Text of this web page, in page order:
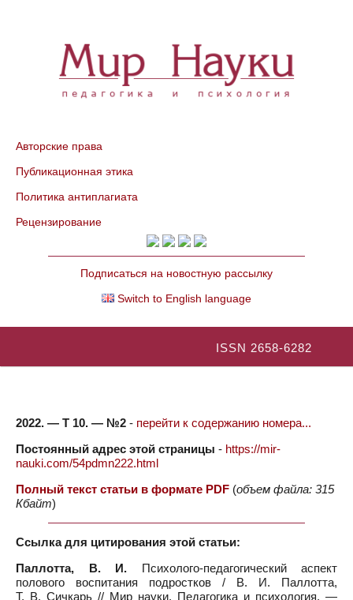
Авторские права
Публикационная этика
Политика антиплагиата
Рецензирование
Подписаться на новостную рассылку
Switch to English language
ISSN 2658-6282
2022. — Т 10. — №2 - перейти к содержанию номера...
Постоянный адрес этой страницы - https://mir-
nauki.com/54pdmn222.html
Полный текст статьи в формате PDF (объем файла: 315
Кбайт)
Ссылка для цитирования этой статьи:
Паллотта, В. И. Психолого-педагогический аспект
полового воспитания подростков / В. И. Паллотта,
Т. В. Сичкарь // Мир науки. Педагогика и психология. —